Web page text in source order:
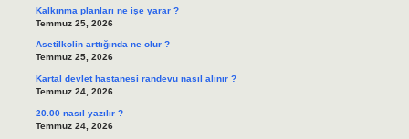
Kalkınma planları ne işe yarar ?
Temmuz 25, 2026
Asetilkolin arttığında ne olur ?
Temmuz 25, 2026
Kartal devlet hastanesi randevu nasıl alınır ?
Temmuz 24, 2026
20.00 nasıl yazılır ?
Temmuz 24, 2026